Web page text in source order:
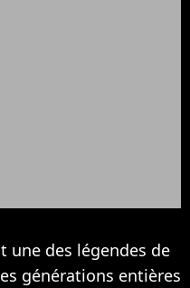
une des légendes de
générations entières